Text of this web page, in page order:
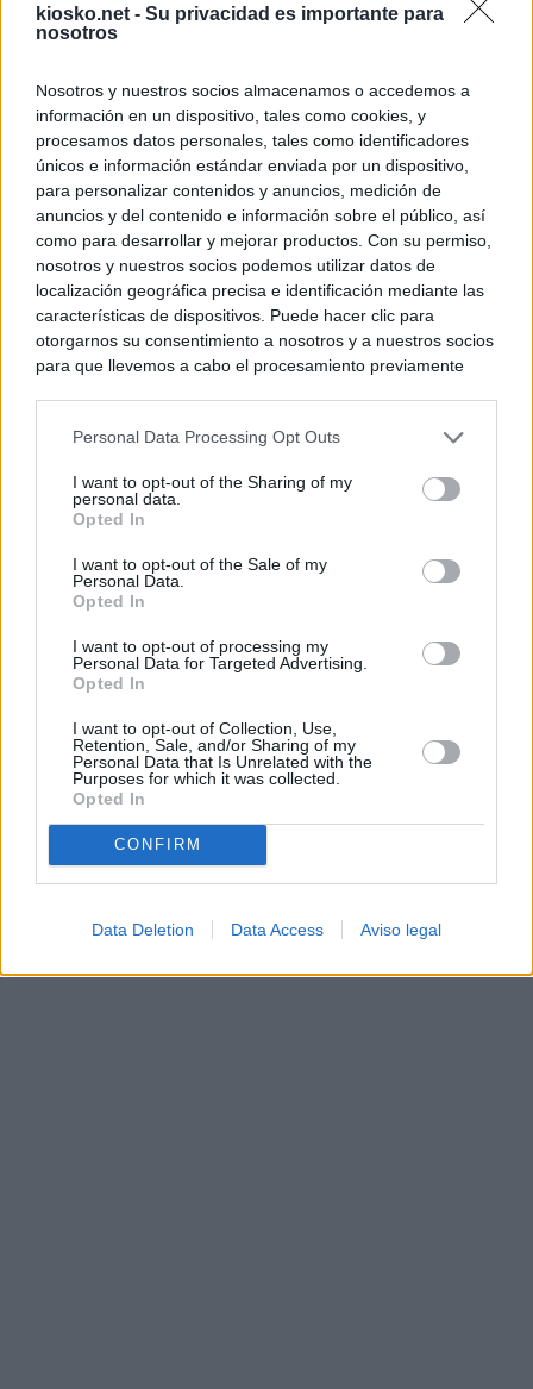
kiosko.net - Su privacidad es importante para
nosotros
Nosotros y nuestros socios almacenamos o accedemos a
información en un dispositivo, tales como cookies, y
procesamos datos personales, tales como identificadores
únicos e información estándar enviada por un dispositivo,
para personalizar contenidos y anuncios, medición de
anuncios y del contenido e información sobre el público, así
como para desarrollar y mejorar productos. Con su permiso,
nosotros y nuestros socios podemos utilizar datos de
localización geográfica precisa e identificación mediante las
características de dispositivos. Puede hacer clic para
otorgarnos su consentimiento a nosotros y a nuestros socios
para que llevemos a cabo el procesamiento previamente
negar su consentimiento. Tenga en cuenta que algún
de su consentimiento, pero usted tiene el derecho de
rechazar tal procesamiento. Sus preferencias se aplicarán
cualquier momento entrando de nuevo en este sitio web o
visitando nuestra política de privacidad.
Personal Data Processing Opt Outs
I want to opt-out of the Sharing of my
personal data.
Opted In
I want to opt-out of the Sale of my
Personal Data.
Opted In
I want to opt-out of processing my
Personal Data for Targeted Advertising.
Opted In
I want to opt-out of Collection, Use,
Retention, Sale, and/or Sharing of my
Personal Data that Is Unrelated with the
Purposes for which it was collected.
Opted In
CONFIRM
Data Deletion Data Access Aviso legal